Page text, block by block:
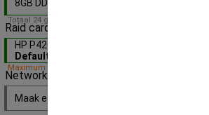
8GB DDR3 1600MHz 12800R ECC gen.
Totaal 24 geheugensloten op deze server
Raid card
HP P420i 1GB Smart array - P/N:610674-001
Default
Maximum capiciteit bereikt!
Network daughter
Maak een keuze